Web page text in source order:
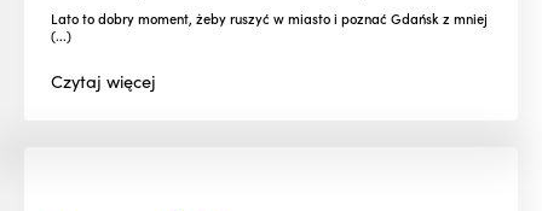
Lato to dobry moment, żeby ruszyć w miasto i poznać Gdańsk z mniej
(...)
Czytajwięcej